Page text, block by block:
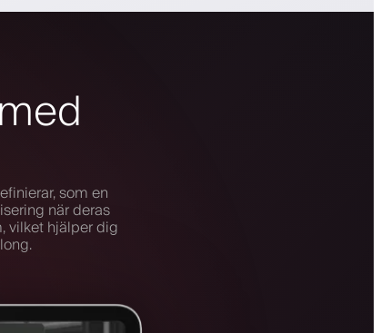
som en
när deras
vilket hjälper dig